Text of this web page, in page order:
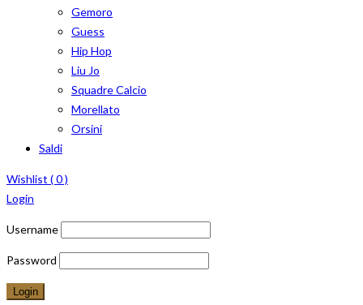
Gemoro
Guess
Hip Hop
Liu Jo
Squadre Calcio
Morellato
Orsini
Saldi
Wishlist (0)
Login
Username
Password